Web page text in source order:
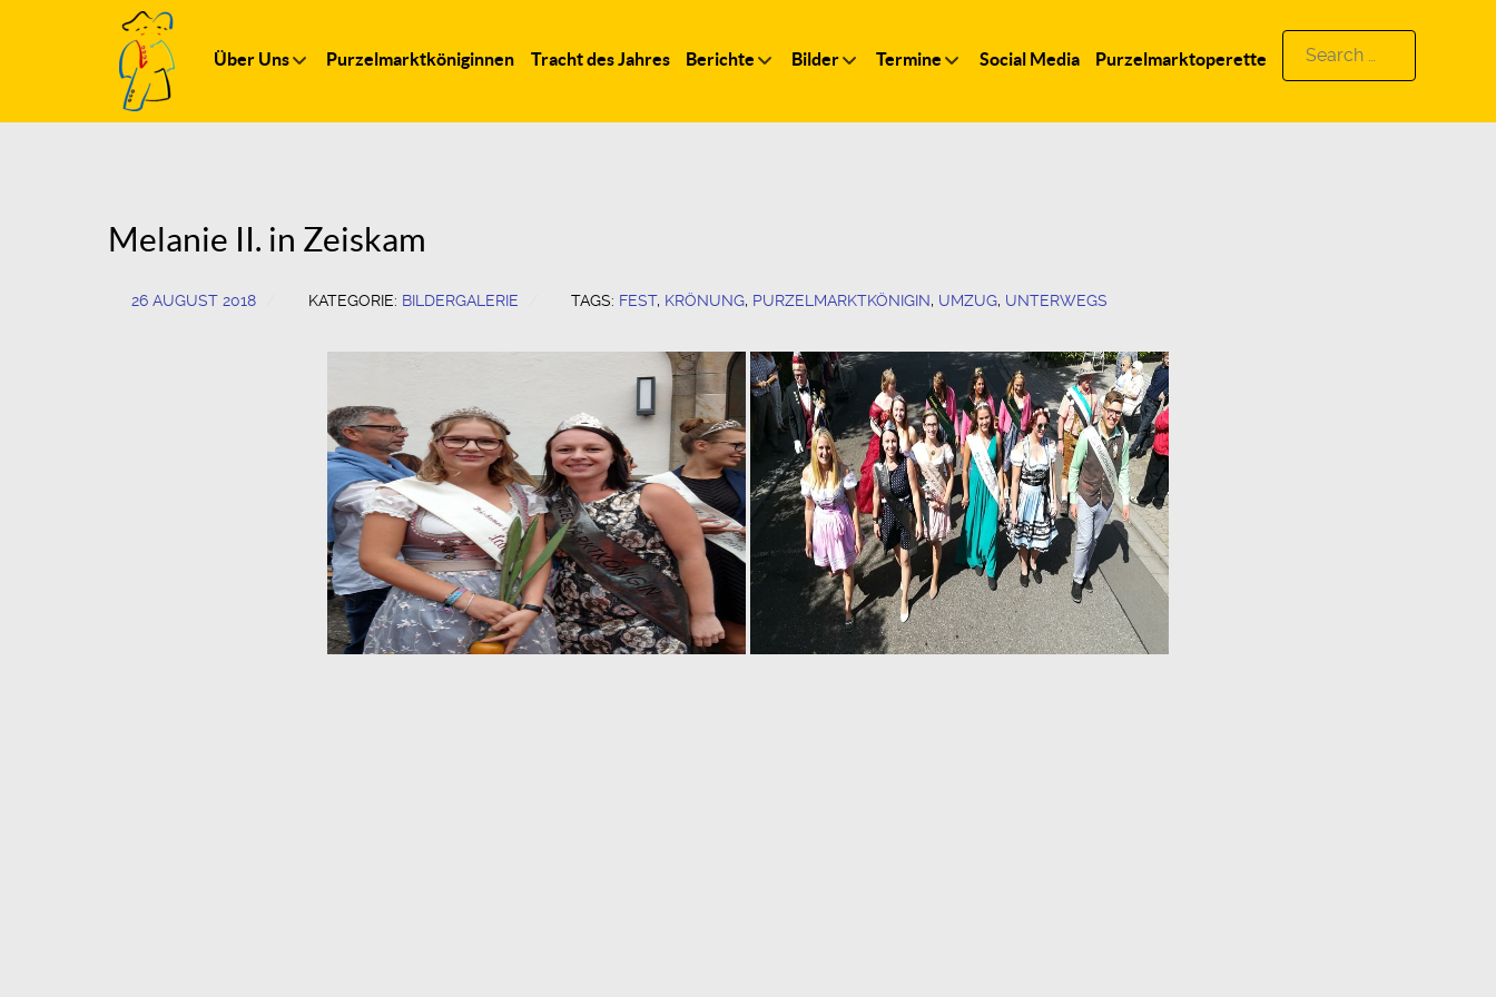
Über Uns Purzelmarktköniginnen Tracht des Jahres Berichte Bilder Termine Social Media Purzelmarktoperette
Search
for:
Melanie II. in Zeiskam
26 AUGUST 2018 KATEGORIE: BILDERGALERIE TAGS: FEST, KRÖNUNG, PURZELMARKTKÖNIGIN, UMZUG, UNTERWEGS